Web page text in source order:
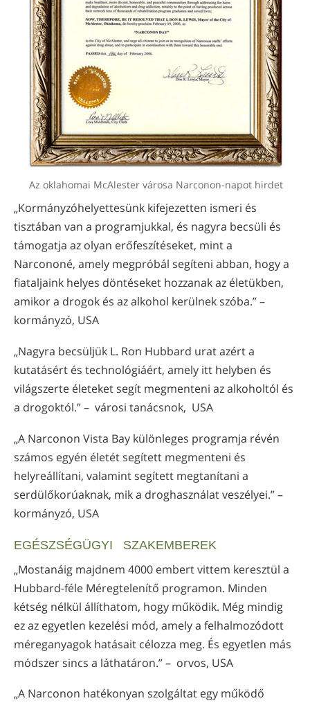
Az oklahomai McAlester városa Narconon-napot hirdet
„Kormányzóhelyettesünk kifejezetten ismeri és
tisztában van a programjukkal, és nagyra becsüli és
támogatja az olyan erőfeszítéseket, mint a
Narcononé, amely megpróbál segíteni abban, hogy a
fiataljaink helyes döntéseket hozzanak az életükben,
amikor a drogok és az alkohol kerülnek szóba.” –
kormányzó, USA
„Nagyra becsüljük L. Ron Hubbard urat azért a
kutatásért és technológiáért, amely itt helyben és
világszerte életeket segít megmenteni az alkoholtól és
a drogoktól.” – városi tanácsnok, USA
„A Narconon Vista Bay különleges programja révén
számos egyén életét segített megmenteni és
helyreállítani, valamint segített megtanítani a
serdülőkorúaknak, mik a droghasználat veszélyei.” –
kormányzó, USA
EGÉSZSÉGÜGYI SZAKEMBEREK
„Mostanáig majdnem 4000 embert vittem keresztül a
Hubbard-féle Méregtelenítő programon. Minden
kétség nélkül állíthatom, hogy működik. Még mindig
ez az egyetlen kezelési mód, amely a felhalmozódott
méreganyagok hatásait célozza meg. És egyetlen más
módszer sincs a láthatáron.” – orvos, USA
„A Narconon hatékonyan szolgáltat egy működő